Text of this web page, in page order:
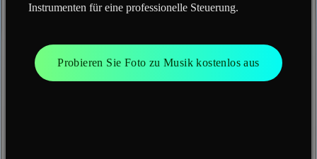
Instrumenten für eine professionelle Steuerung.
Probieren Sie Foto zu Musik kostenlos aus